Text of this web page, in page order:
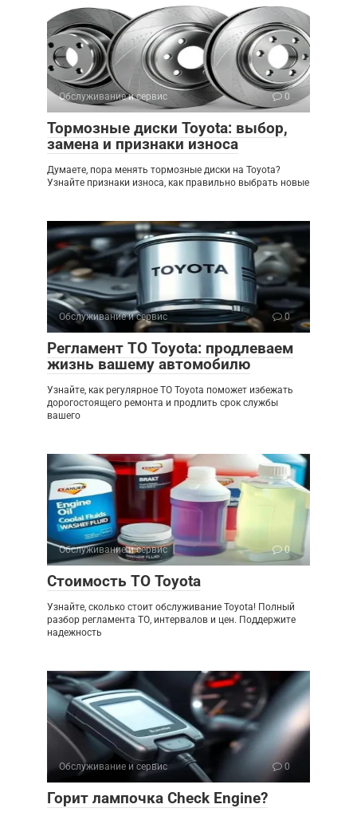
Обслуживание и сервис 0
Тормозные диски Toyota: выбор,
замена и признаки износа
Думаете, пора менять тормозные диски на Toyota?
Узнайте признаки износа, как правильно выбрать новые
Обслуживание и сервис 0
Регламент ТО Toyota: продлеваем
жизнь вашему автомобилю
Узнайте, как регулярное ТО Toyota поможет избежать
дорогостоящего ремонта и продлить срок службы
вашего
Обслуживание и сервис 0
Стоимость ТО Toyota
Узнайте, сколько стоит обслуживание Toyota! Полный
разбор регламента ТО, интервалов и цен. Поддержите
надежность
Обслуживание и сервис 0
Горит лампочка Check Engine?